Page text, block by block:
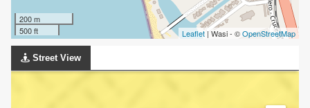
200 m
500 ft
Leaflet | Wasi - ©OpenStreetMap
Street View